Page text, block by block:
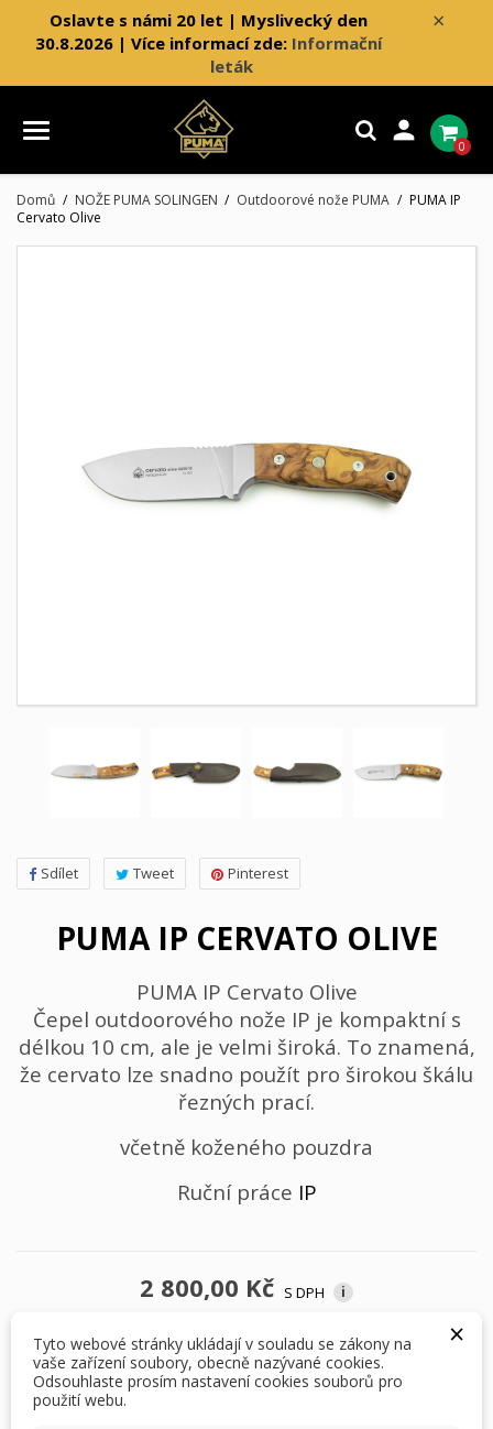
×
Oslavte s námi 20 let | Myslivecký den
30.8.2026 | Více informací zde: Informační
leták

0
Domů NOŽE PUMA SOLINGEN Outdoorové nože PUMA
PUMA IP
Cervato Olive
Sdílet Tweet Pinterest
PUMA IP CERVATO OLIVE
PUMA IP Cervato Olive
Čepel outdoorového nože IP je kompaktní s
délkou 10 cm, ale je velmi široká. To znamená,
že cervato lze snadno použít pro širokou škálu
řezných prací.
včetně koženého pouzdra
Ruční práce IP
2 800,00 Kč S DPH i
Počet
×
Tyto webové stránky ukládají v souladu se zákony na
vaše zařízení soubory, obecně nazývané cookies.
Odsouhlaste prosím nastavení cookies souborů pro
použití webu.